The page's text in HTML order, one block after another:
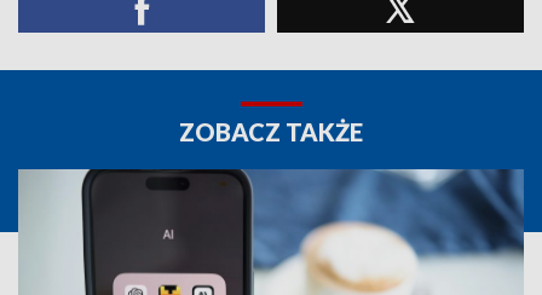
ZOBACZ TAKŻE